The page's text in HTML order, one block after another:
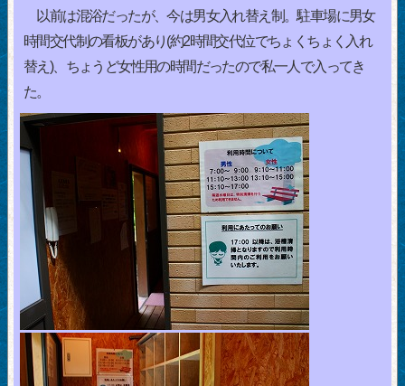
以前は混浴だったが、今は男女入れ替え制。駐車場に男女
時間交代制の看板があり(約2時間交代位でちょくちょく入れ
替え)、ちょうど女性用の時間だったので私一人で入ってき
た。